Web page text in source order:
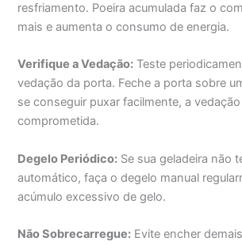
resfriamento. Poeira acumulada faz o
mais e aumenta o consumo de energia.
Verifique a Vedação: Teste
vedação da porta. Feche a porta sobre
se conseguir puxar facilmente, a
comprometida.
Degelo Periódico: Se sua geladeira não
automático, faça o degelo manual
acúmulo excessivo de gelo.
Não Sobrecarregue: Evite encher